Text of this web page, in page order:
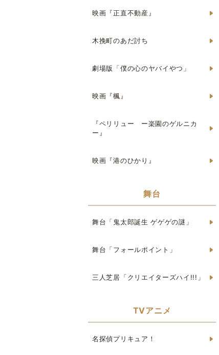
映画『正直不動産』
木挽町のあだ討ち
劇場版「僕の心のヤバイやつ」
映画『楓』
『ペリリュー ー楽園のゲルニカ
ー』
映画『港のひかり』
舞台
舞台「鬼太郎誕生 ゲゲゲの謎」
舞台「フォールポイント」
三人芝居「クリエイターズハイ!!!」
TVアニメ
名探偵プリキュア！